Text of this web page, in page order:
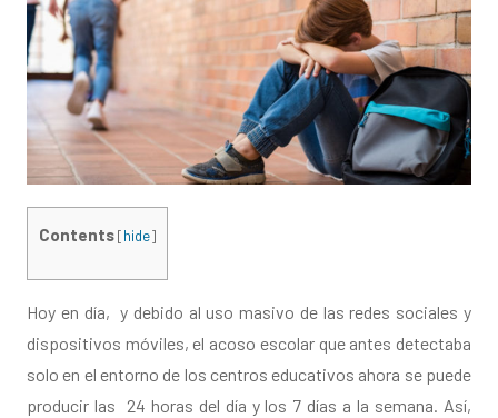
Contents[hide]
Hoy en día, y debido al uso masivo de las redes sociales y
dispositivos móviles, el acoso escolar que antes detectaba
solo en el entorno de los centros educativos ahora se puede
producir las 24 horas del día y los 7 días a la semana. Así,